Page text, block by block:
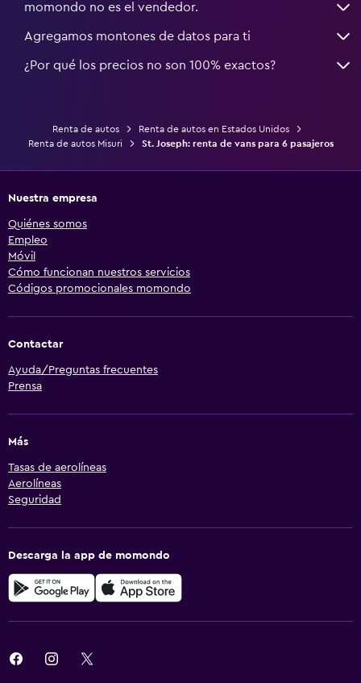
momondo no es el vendedor.
Agregamos montones de datos para ti
¿Por qué los precios no son 100% exactos?
Renta de autos
Renta de autos en Estados Unidos
Renta de autos Misuri
St. Joseph: renta de vans para 6 pasajeros
Nuestra empresa
Quiénes somos
Empleo
Móvil
Cómo funcionan nuestros servicios
Códigos promocionales momondo
Contactar
Ayuda/Preguntas frecuentes
Prensa
Más
Tasas de aerolíneas
Aerolíneas
Seguridad
Descarga la app de momondo